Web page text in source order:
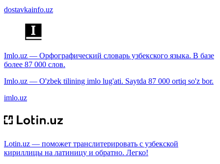
dostavkainfo.uz
Imlo.uz — Орфографический словарь узбекского языка. В базе
более 87 000 слов.
Imlo.uz — O'zbek tilining imlo lug'ati. Saytda 87 000 ortiq so'z bor.
imlo.uz
Lotin.uz — поможет транслитерировать с узбекской
кириллицы на латиницу и обратно. Легко!